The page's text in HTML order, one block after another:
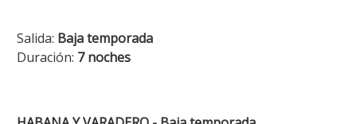
Salida: Baja temporada
Duración: 7 noches